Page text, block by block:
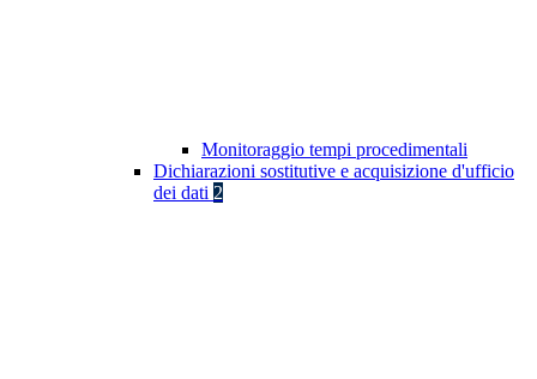
Monitoraggio tempi procedimentali
Dichiarazioni sostitutive e acquisizione d'ufficio
dei dati 2